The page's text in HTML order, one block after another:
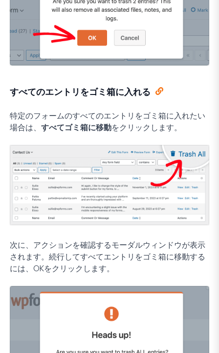
すべてのエントリをゴミ箱に入れる
特定のフォームのすべてのエントリをゴミ箱に入れたい
場合は、 すべてゴミ箱に移動をクリックします。
次に、アクションを確認するモーダルウィンドウが表示
されます。続行してすべてエントリをゴミ箱に移動する
には、 OKをクリックします。